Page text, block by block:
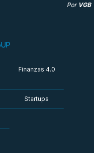
Por VGB
Finanzas 4.0
Startups